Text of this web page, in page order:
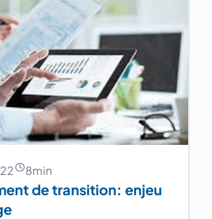
8min
de transition: enjeu